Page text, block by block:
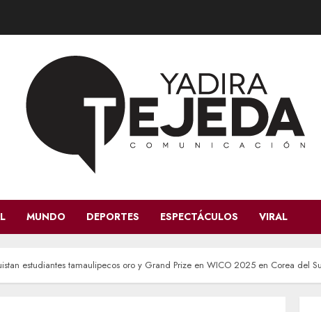
MUNDO DEPORTES ESPECTÁCULOS VIRAL
estudiantes tamaulipecos oro y Grand Prize en WICO 2025 en Corea del